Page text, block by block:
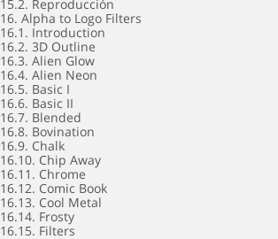
15.2. Reproducción
16. Alpha to Logo Filters
16.1. Introduction
16.2. 3D Outline
16.3. Alien Glow
16.4. Alien Neon
16.5. Basic I
16.6. Basic II
16.7. Blended
16.8. Bovination
16.9. Chalk
16.10. Chip Away
16.11. Chrome
16.12. Comic Book
16.13. Cool Metal
16.14. Frosty
16.15. Filters